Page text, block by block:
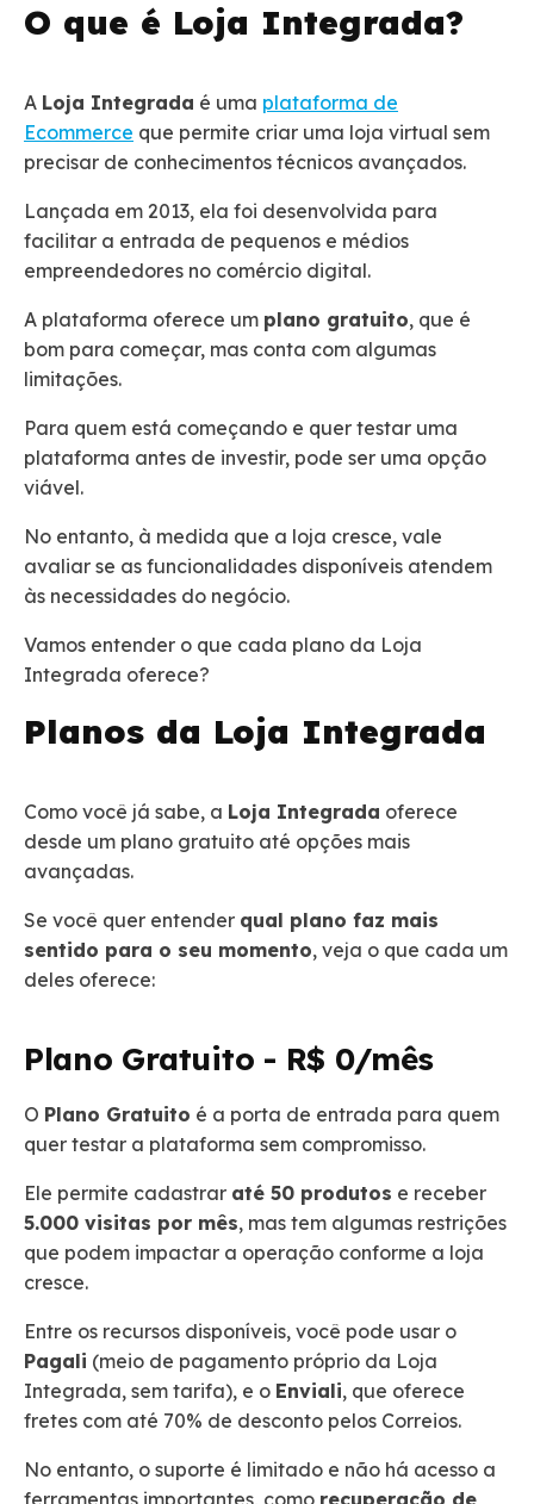
O que é Loja Integrada?
A Loja Integrada é uma plataforma de
Ecommerce que permite criar uma loja virtual sem
precisar de conhecimentos técnicos avançados.
Lançada em 2013, ela foi desenvolvida para
facilitar a entrada de pequenos e médios
empreendedores no comércio digital.
A plataforma oferece um plano gratuito, que é
bom para começar, mas conta com algumas
limitações.
Para quem está começando e quer testar uma
plataforma antes de investir, pode ser uma opção
viável.
No entanto, à medida que a loja cresce, vale
avaliar se as funcionalidades disponíveis atendem
às necessidades do negócio.
Vamos entender o que cada plano da Loja
Integrada oferece?
Planos da Loja Integrada
Como você já sabe, a Loja Integrada oferece
desde um plano gratuito até opções mais
avançadas.
Se você quer entender qual plano faz mais
sentido para o seu momento, veja o que cada um
deles oferece:
Plano Gratuito - R$ 0/mês
O Plano Gratuito é a porta de entrada para quem
quer testar a plataforma sem compromisso.
Ele permite cadastrar até 50 produtos e receber
5.000 visitas por mês, mas tem algumas restrições
que podem impactar a operação conforme a loja
cresce.
Entre os recursos disponíveis, você pode usar o
Pagali (meio de pagamento próprio da Loja
Integrada, sem tarifa), e o Enviali, que oferece
fretes com até 70% de desconto pelos Correios.
No entanto, o suporte é limitado e não há acesso a